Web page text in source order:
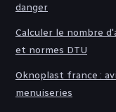
danger
Calculer le nombre
et normes DTU
Oknoplast france :
menuiseries